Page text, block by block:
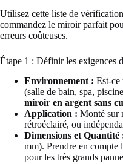
Utilisez cette liste de
commandez le miroir parfait
erreurs coûteuses.
Étape 1 : Définir les exigences
Environnement : Est-ce
(salle de bain, spa,
miroir en argent sans
Application : Monté sur
rétroéclairé, ou
Dimensions et Quantité
mm). Prendre en compte
pour les très grands